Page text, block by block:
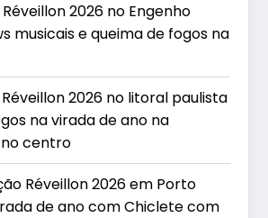
2026 no Engenho
musicais e queima de fogos na
2026 no litoral paulista
na virada de ano na
centro
Réveillon 2026 em Porto
de ano com Chiclete com